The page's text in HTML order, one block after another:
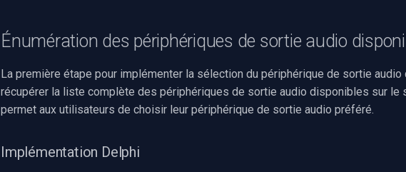
Énumération des périphériques de sortie audio
La première étape pour implémenter la sélection du périphérique de sortie
récupérer la liste complète des périphériques de sortie audio disponibles sur le
permet aux utilisateurs de choisir leur périphérique de sortie audio préféré.
Implémentation Delphi